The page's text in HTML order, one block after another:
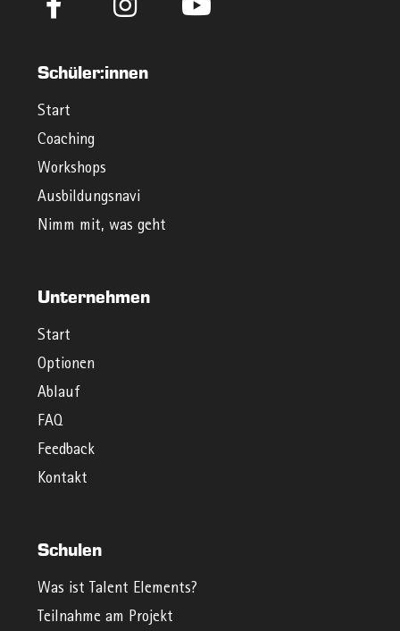
Schüler:innen
Start
Coaching
Workshops
Ausbildungsnavi
Nimm mit, was geht
Unternehmen
Start
Optionen
Ablauf
FAQ
Feedback
Kontakt
Schulen
Was ist Talent Elements?
Teilnahme am Projekt